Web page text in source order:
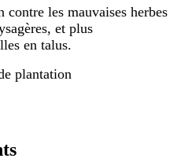
les mauvaises herbes
et plus
en talus.
plantation